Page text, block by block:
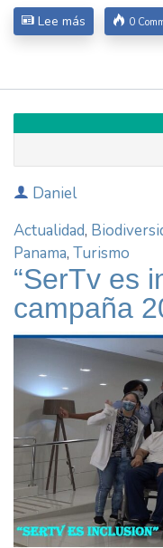
Lee más 0
Daniel
Actualidad,
Panama, Turismo
“SerTv es
campaña